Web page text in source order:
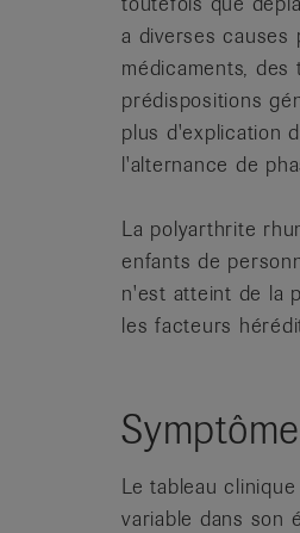
a diverses causes
médicaments,
prédispositions
plus d'explication
l'alternance de
La polyarthrite
enfants de
n'est atteint de la
les facteurs
Le tableau
variable dans son